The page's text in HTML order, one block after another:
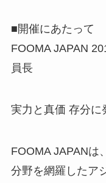
■開催にあたって
FOOMA JAPAN
員長
実力と真価 存分に
FOOMA JAPANは
分野を網羅したア